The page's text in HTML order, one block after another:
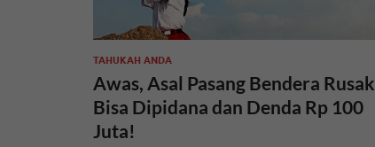
TAHUKAH ANDA
Awas, Asal Pasang Bendera Rusak
Bisa Dipidana dan Denda Rp 100
Juta!